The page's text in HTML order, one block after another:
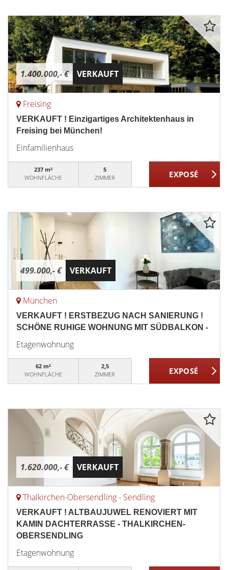
1.400.000,- € VERKAUFT
Freising
VERKAUFT ! Einzigartiges Architektenhaus in
Freising bei München!
Einfamilienhaus
237 m²
WOHNFLÄCHE
5
ZIMMER
499.000,- € VERKAUFT
München
VERKAUFT ! ERSTBEZUG NACH SANIERUNG !
SCHÖNE RUHIGE WOHNUNG MIT SÜDBALKON -
Etagenwohnung
62 m²
WOHNFLÄCHE
2,5
ZIMMER
1.620.000,- € VERKAUFT
Thalkirchen-Obersendling - Sendling
VERKAUFT ! ALTBAUJUWEL RENOVIERT MIT
KAMIN DACHTERRASSE - THALKIRCHEN-
OBERSENDLING
Etagenwohnung